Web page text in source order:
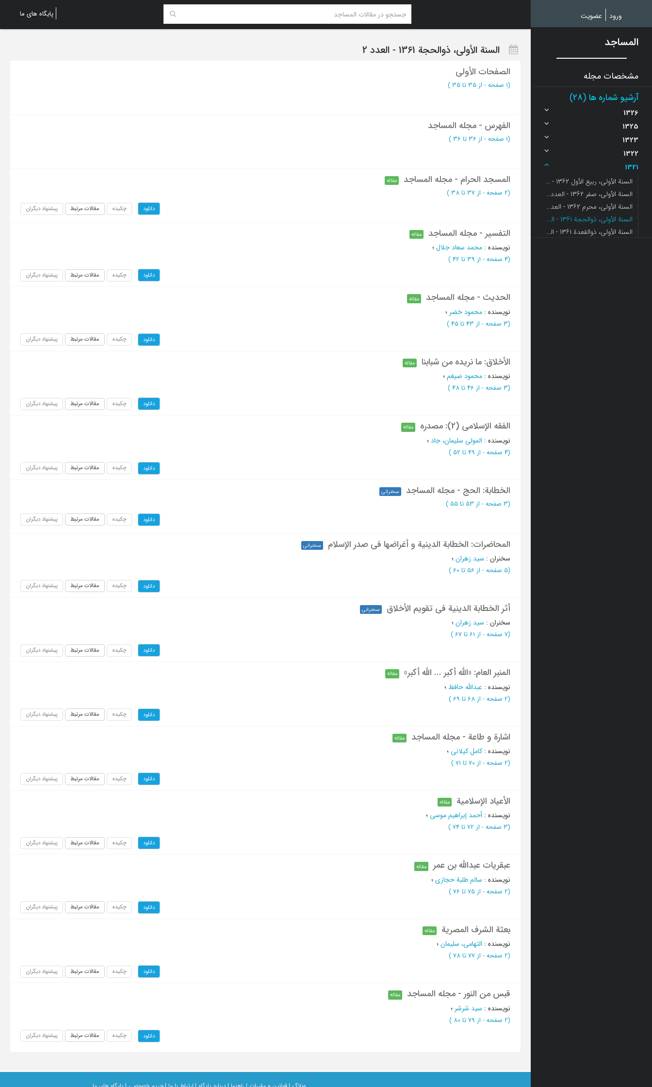
پایگاه های ما ورود عضویت
المساجد
مشخصات مجله
آرشیو شماره ها (28)
1326
1325
1323
1322
1321
السنة الأولی، ربیع الأول 1362 - العدد 5
السنة الأولی، صفر 1362 - العدد 4
السنة الأولی، محرم 1362 - العدد 3
السنة الأولی، ذوالحجة 1361 - العدد 2
السنة الأولی، ذوالقعدة 1361 - العدد 1
السنة الأولی، ذوالحجة 1361 - العدد 2
الصفحات الأولی
(‎1 صفحه - از 35 تا 35 )
الفهرس - مجله المساجد
(‎1 صفحه - از 36 تا 36 )
المسجد الحرام - مجله المساجد مقاله
(‎2 صفحه - از 37 تا 38 )
دانلود چکیده مقالات مرتبط پیشنهاد دیگران
التفسیر - مجله المساجد مقاله
نویسنده : محمد سعاد جلال؛
(‎4 صفحه - از 39 تا 42 )
دانلود چکیده مقالات مرتبط پیشنهاد دیگران
الحدیث - مجله المساجد مقاله
نویسنده : محمود خضر ؛
(‎3 صفحه - از 43 تا 45 )
دانلود چکیده مقالات مرتبط پیشنهاد دیگران
الأخلاق: ما نریده من شبابنا مقاله
نویسنده : محمود ضیغم؛
(‎3 صفحه - از 46 تا 48 )
دانلود چکیده مقالات مرتبط پیشنهاد دیگران
الفقه الإسلامی (2): مصدره مقاله
نویسنده : المولی سلیمان، جاد؛
(‎4 صفحه - از 49 تا 52 )
دانلود چکیده مقالات مرتبط پیشنهاد دیگران
الخطابة: الحج - مجله المساجد سخنرانی
(‎3 صفحه - از 53 تا 55 )
دانلود چکیده مقالات مرتبط پیشنهاد دیگران
المحاضرات: الخطابة الدینیة و أغراضها فی صدر الإسلام سخنرانی
سخنران : سید زهران؛
(‎5 صفحه - از 56 تا 60 )
دانلود چکیده مقالات مرتبط پیشنهاد دیگران
أثر الخطابة الدینیة فی تقویم الأخلاق سخنرانی
سخنران : سید زهران؛
(‎7 صفحه - از 61 تا 67 )
دانلود چکیده مقالات مرتبط پیشنهاد دیگران
المنبر العام: «الله أکبر ... الله أکبر» مقاله
نویسنده : عبدالله حافظ ؛
(‎2 صفحه - از 68 تا 69 )
دانلود چکیده مقالات مرتبط پیشنهاد دیگران
اشارة و طاعة - مجله المساجد مقاله
نویسنده : کامل کیلانی ؛
(‎2 صفحه - از 70 تا 71 )
دانلود چکیده مقالات مرتبط پیشنهاد دیگران
الأعیاد الإسلامیة مقاله
نویسنده : أحمد إبراهیم موسی ؛
(‎3 صفحه - از 72 تا 74 )
دانلود چکیده مقالات مرتبط پیشنهاد دیگران
عبقریات عبدالله بن عمر مقاله
نویسنده : سالم طلبة حجازی؛
(‎2 صفحه - از 75 تا 76 )
دانلود چکیده مقالات مرتبط پیشنهاد دیگران
بعثة الشرف المصریة مقاله
نویسنده : التهامی، سلیمان؛
(‎2 صفحه - از 77 تا 78 )
دانلود چکیده مقالات مرتبط پیشنهاد دیگران
قبس من النور - مجله المساجد مقاله
نویسنده : سید شرشر ؛
(‎2 صفحه - از 79 تا 80 )
دانلود چکیده مقالات مرتبط پیشنهاد دیگران